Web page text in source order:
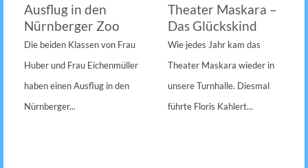
Ausflug in den
Nürnberger Zoo
Die beiden Klassen von Frau
Huber und Frau Eichenmüller
haben einen Ausflug in den
Nürnberger...
Theater Maskara –
Das Glückskind
Wie jedes Jahr kam das
Theater Maskara wieder in
unsere Turnhalle. Diesmal
führte Floris Kahlert...